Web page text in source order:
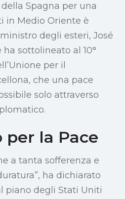
Spagna per una
in Medio Oriente è
degli esteri, José
sottolineato al 10°
per il
che una pace
solo attraverso
per la Pace
a tanta sofferenza e
ha dichiarato
piano degli Stati Uniti